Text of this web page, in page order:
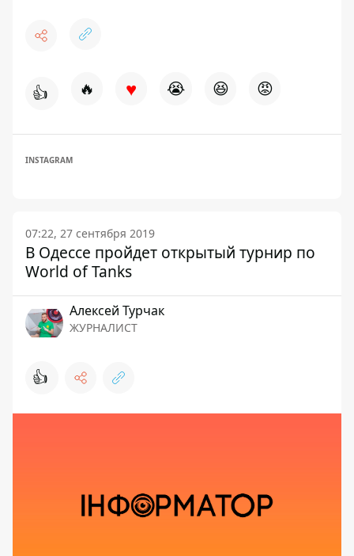
👍 🔥 ♥ 😭 😆 😡
INSTAGRAM
07:22, 27 сентября 2019
В Одессе пройдет открытый турнир по
World of Tanks
Алексей Турчак
ЖУРНАЛИСТ
👍